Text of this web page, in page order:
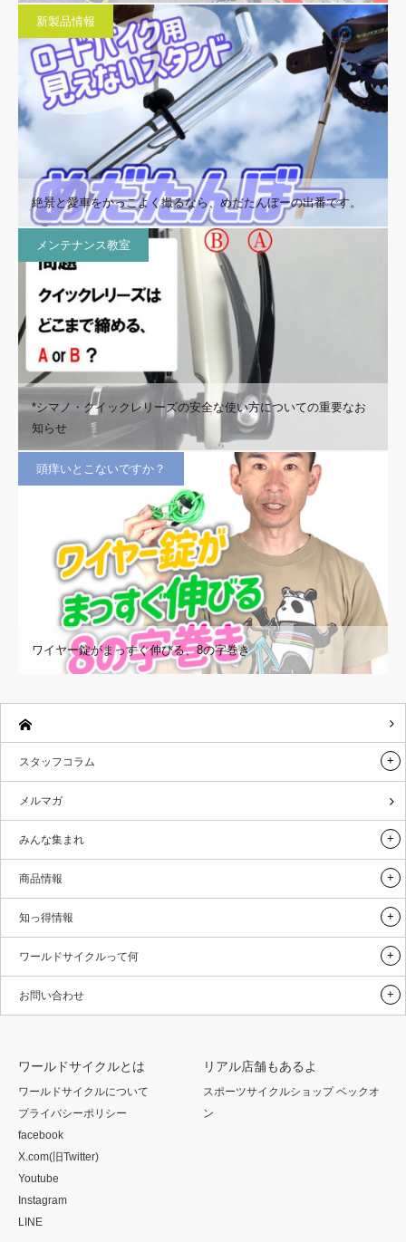
新製品情報
絶景と愛車をかっこよく撮るなら、めだたんぼーの出番です。
メンテナンス教室
*シマノ・クイックレリーズの安全な使い方についての重要なお
知らせ
頭痒いとこないですか？
ワイヤー錠がまっすぐ伸びる、8の字巻き
スタッフコラム
メルマガ
みんな集まれ
商品情報
知っ得情報
ワールドサイクルって何
お問い合わせ
ワールドサイクルとは
ワールドサイクルについて
プライバシーポリシー
facebook
X.com(旧Twitter)
Youtube
Instagram
LINE
リアル店舗もあるよ
スポーツサイクルショップ ベックオ
ン